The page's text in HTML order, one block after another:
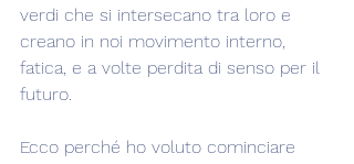
verdi che si intersecano tra loro e
creano in noi movimento interno,
fatica, e a volte perdita di senso per il
futuro.
Ecco perché ho voluto cominciare